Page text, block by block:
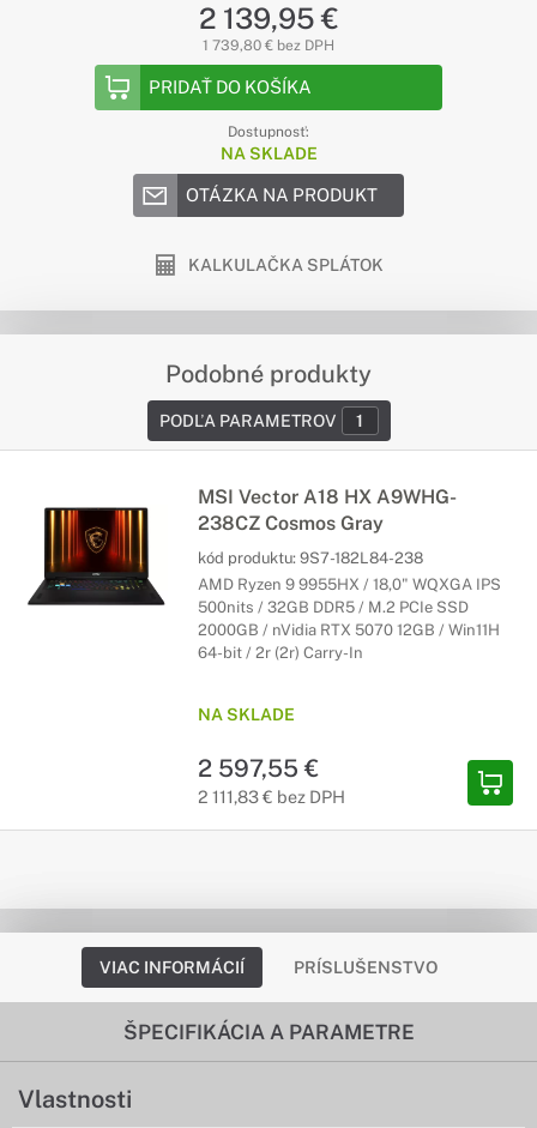
2 139,95 €
1 739,80 € bez DPH
PRIDAŤ DO KOŠÍKA
Dostupnosť:
NA SKLADE
OTÁZKA NA PRODUKT
KALKULAČKA SPLÁTOK
Podobné produkty
PODĽA PARAMETROV 1
MSI Vector A18 HX A9WHG-
238CZ Cosmos Gray
kód produktu: 9S7-182L84-238
AMD Ryzen 9 9955HX / 18,0" WQXGA IPS
500nits / 32GB DDR5 / M.2 PCIe SSD
2000GB / nVidia RTX 5070 12GB / Win11H
64-bit / 2r (2r) Carry-In
NA SKLADE
2 597,55 €
2 111,83 € bez DPH
VIAC INFORMÁCIÍ PRÍSLUŠENSTVO
ŠPECIFIKÁCIA A PARAMETRE
Vlastnosti